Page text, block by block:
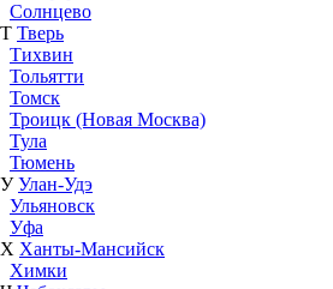
Солнцево
Т Тверь
Тихвин
Тольятти
Томск
Троицк (Новая Москва)
Тула
Тюмень
У Улан-Удэ
Ульяновск
Уфа
Х Ханты-Мансийск
Химки